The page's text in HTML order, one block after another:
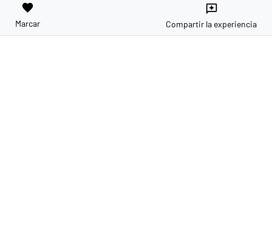
favorite
Marcar
reviews
Compartir la experiencia